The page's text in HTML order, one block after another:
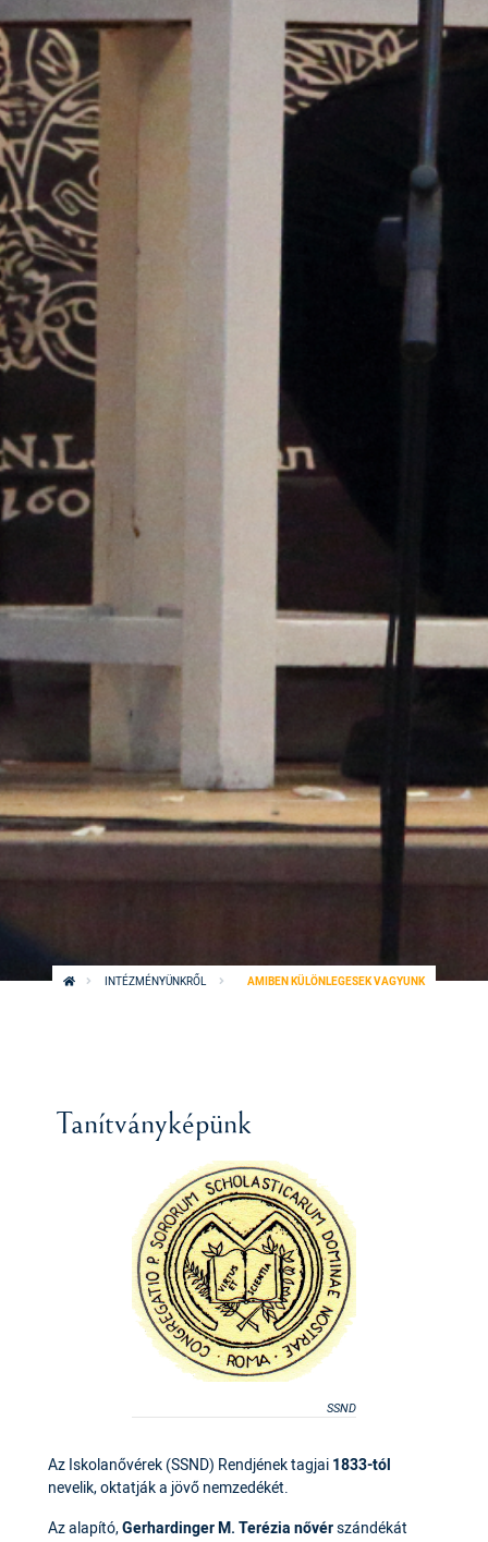
INTÉZMÉNYÜNKRŐL AMIBEN KÜLÖNLEGESEK VAGYUNK
Tanítványképünk
SSND
Az Iskolanővérek (SSND) Rendjének tagjai 1833-tól
nevelik, oktatják a jövő nemzedékét.
Az alapító,Gerhardinger M. Terézia nővérszándékát